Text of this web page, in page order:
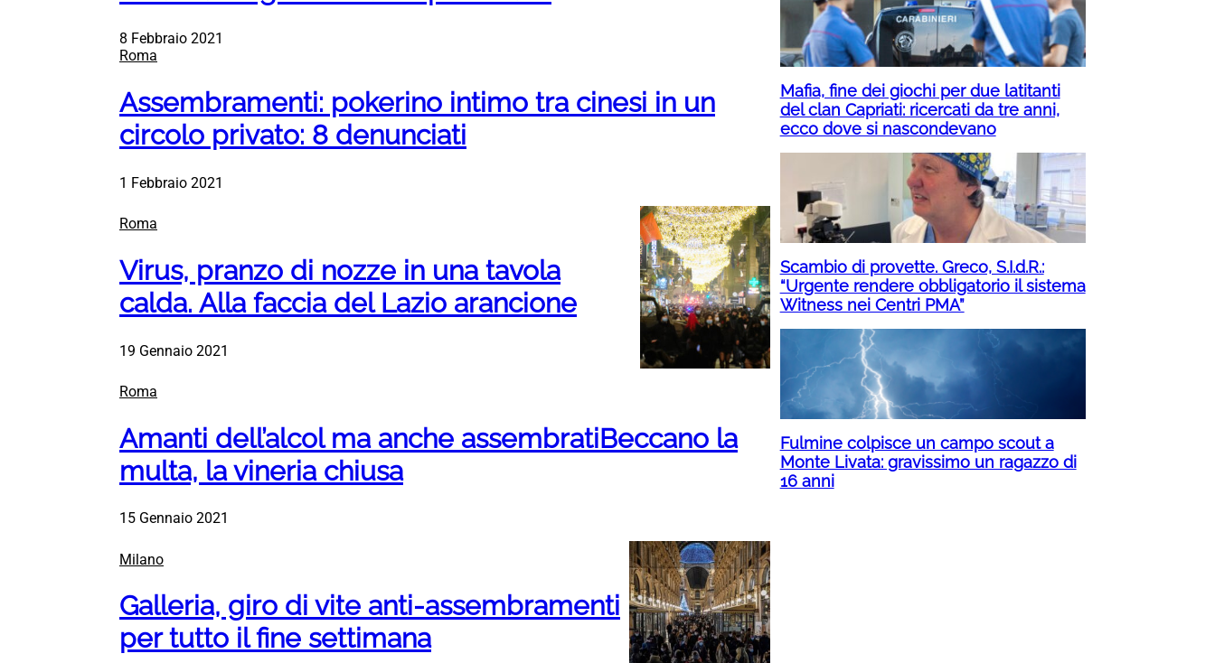
8 Febbraio 2021
Roma
Assembramenti: pokerino intimo tra cinesi in un
circolo privato: 8 denunciati
1 Febbraio 2021
Roma
Virus, pranzo di nozze in una tavola
calda. Alla faccia del Lazio arancione
19 Gennaio 2021
Roma
Amanti dell’alcol ma anche assembratiBeccano la
multa, la vineria chiusa
15 Gennaio 2021
Milano
Galleria, giro di vite anti-assembramenti
per tutto il fine settimana
Mafia, fine dei giochi per due latitanti
del clan Capriati: ricercati da tre anni,
ecco dove si nascondevano
Scambio di provette. Greco, S.I.d.R.:
“Urgente rendere obbligatorio il sistema
Witness nei Centri PMA”
Fulmine colpisce un campo scout a
Monte Livata: gravissimo un ragazzo di
16 anni